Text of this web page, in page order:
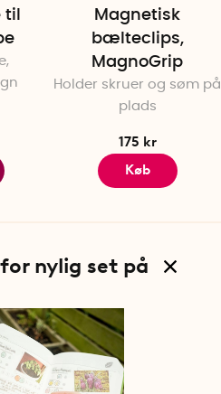
Magnetisk
bælteclips,
MagnoGrip
Holder skruer og søm på
plads
175 kr
Køb
nylig set på